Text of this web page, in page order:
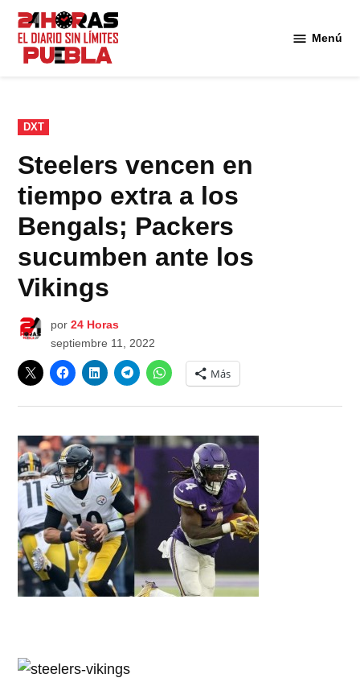
Saltar
contenido
Menú
PUBLICADO
EN
DXT
Steelers vencen en
tiempo extra a los
Bengals; Packers
sucumben ante los
Vikings
por 24 Horas
septiembre 11, 2022
Más